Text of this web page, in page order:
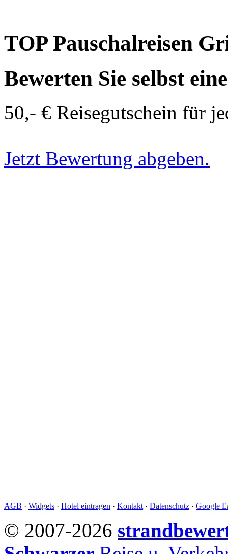
TOP Pauschalreisen
Bewerten Sie selbst
50,- € Reisegutschein für
Jetzt Bewertung abgeben.
AGB · Widgets · Hotel eintragen · Kontakt · Datenschutz · Google
© 2007-2026